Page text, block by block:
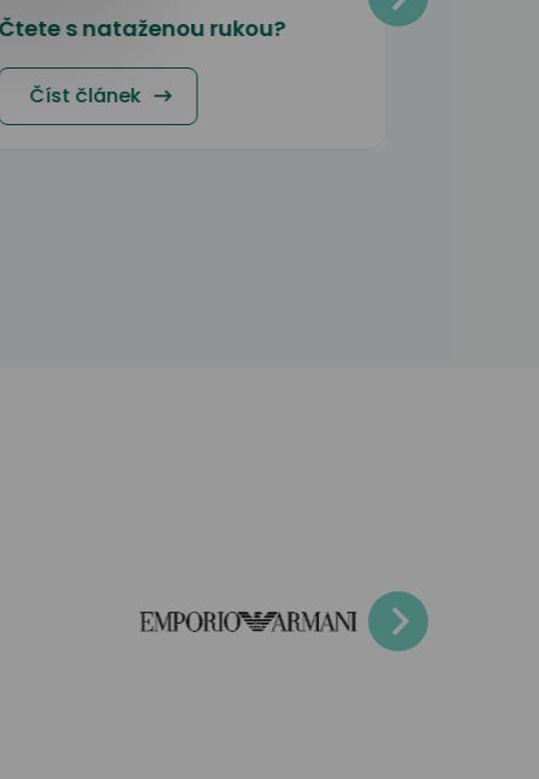
Čtete s nataženou rukou?
Číst článek